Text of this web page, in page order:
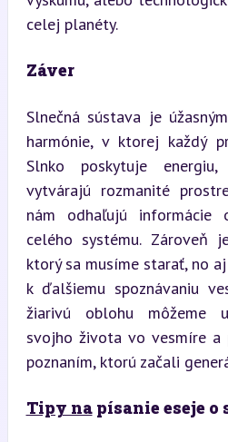
celej planéty.
Záver
Slnečná sústava je
harmónie, v ktorej každý
Slnko poskytuje
vytvárajú rozmanité
nám odhaľujú
celého systému. Zároveň
ktorý sa musíme starať, no
k ďalšiemu spoznávaniu
žiarivú oblohu môžeme
svojho života vo vesmíre a
poznaním, ktorú začali
Tipy na písanie eseje o